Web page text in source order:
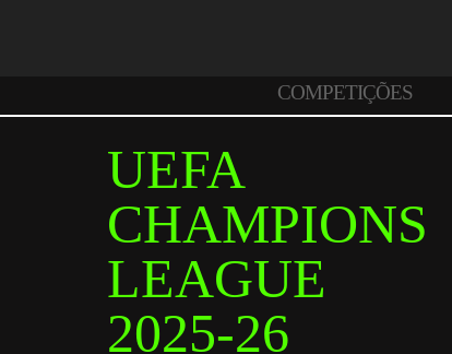
COMPETIÇÕES
UEFA
CHAMPIONS
LEAGUE
2025-26